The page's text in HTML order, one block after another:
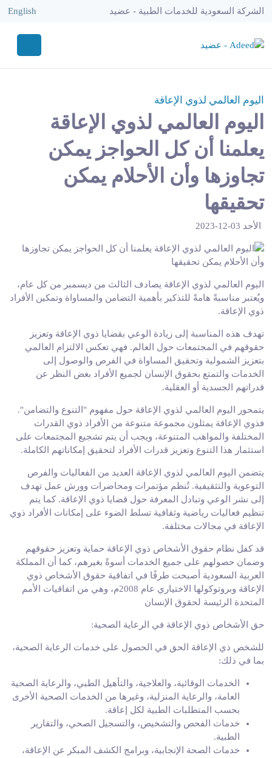
الشركة السعودية للخدمات الطبية - عضيد English
اليوم العالمي لذوي الإعاقة
اليوم العالمي لذوي الإعاقة
يعلمنا أن كل الحواجز يمكن
تجاوزها وأن الأحلام يمكن
تحقيقها
الأحد 03-12-2023
اليوم العالمي لذوي الإعاقة يصادف الثالث من ديسمبر من كل عام،
ويُعتبر مناسبةً هامةً للتذكير بأهمية التضامن والمساواة وتمكين الأفراد
ذوي الإعاقة.
تهدف هذه المناسبة إلى زيادة الوعي بقضايا ذوي الإعاقة وتعزيز
حقوقهم في المجتمعات حول العالم. فهي تعكس الالتزام العالمي
بتعزيز الشمولية وتحقيق المساواة في الفرص والوصول إلى
الخدمات والتمتع بحقوق الإنسان لجميع الأفراد بغض النظر عن
قدراتهم الجسدية أو العقلية.
يتمحور اليوم العالمي لذوي الإعاقة حول مفهوم "التنوع والتضامن".
فذوي الإعاقة يمثلون مجموعة متنوعة من الأفراد ذوي القدرات
المختلفة والمواهب المتنوعة، ويجب أن يتم تشجيع المجتمعات على
استثمار هذا التنوع وتعزيز قدرات الأفراد لتحقيق إمكاناتهم الكاملة.
يتضمن اليوم العالمي لذوي الإعاقة العديد من الفعاليات والفرص
التوعوية والتثقيفية. تُنظم مؤتمرات ومحاضرات وورش عمل تهدف
إلى نشر الوعي وتبادل المعرفة حول قضايا ذوي الإعاقة. كما يتم
تنظيم فعاليات رياضية وثقافية تسلط الضوء على إمكانات الأفراد ذوي
الإعاقة في مجالات مختلفة.
قد كفل نظام حقوق الأشخاص ذوي الإعاقة حماية وتعزيز حقوقهم
وضمان حصولهم على جميع الخدمات أسوةً بغيرهم، كما أن المملكة
العربية السعودية أصبحت طرفًا في اتفاقية حقوق الأشخاص ذوي
الإعاقة وبروتوكولها الاختياري عام 2008م، وهي من اتفاقيات الأمم
المتحدة الرئيسة لحقوق الإنسان
حق الأشخاص ذوي الإعاقة في الرعاية الصحية:
للشخص ذي الإعاقة الحق في الحصول على خدمات الرعاية الصحية،
بما في ذلك:
الخدمات الوقائية، والعلاجية، والتأهيل الطبي، والرعاية الصحية
العامة، والرعاية المنزلية، وغيرها من الخدمات الصحية الأخرى
بحسب المتطلبات الطبية لكل إعاقة.
خدمات الفحص والتشخيص، والتسجيل الصحي، والتقارير
الطبية.
خدمات الصحة الإنجابية، وبرامج الكشف المبكر عن الإعاقة،